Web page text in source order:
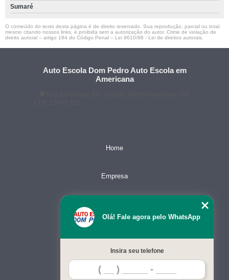
Sumaré
O conteúdo do texto desta página é de direito reservado. Sua reprodução, parcial ou total,
mesmo citando nossos links, é proibida sem a autorização do autor. Crime de violação de
direito autoral – artigo 184 do Código Penal – Lei 9610/98 - Lei de direitos autorais
Auto Escola Dom Pedro Auto Escola em
Americana
Home
Empresa
Contato
Olá! Fale agora pelo WhatsApp
Insira seu telefone